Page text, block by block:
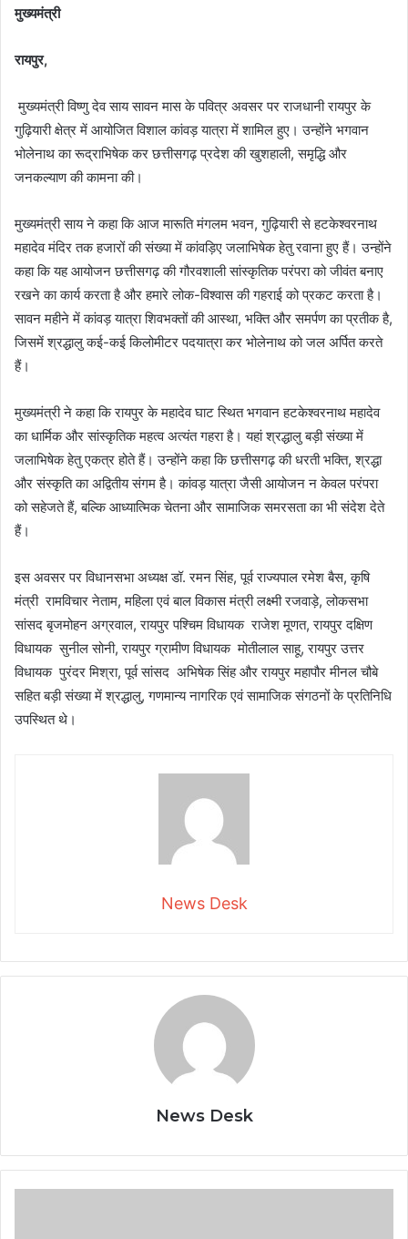
मुख्यमंत्री
रायपुर,
मुख्यमंत्री विष्णु देव साय सावन मास के पवित्र अवसर पर राजधानी रायपुर के
गुढ़ियारी क्षेत्र में आयोजित विशाल कांवड़ यात्रा में शामिल हुए। उन्होंने भगवान
भोलेनाथ का रूद्राभिषेक कर छत्तीसगढ़ प्रदेश की खुशहाली, समृद्धि और
जनकल्याण की कामना की।
मुख्यमंत्री साय ने कहा कि आज मारूति मंगलम भवन, गुढ़ियारी से हटकेश्वरनाथ
महादेव मंदिर तक हजारों की संख्या में कांवड़िए जलाभिषेक हेतु रवाना हुए हैं। उन्होंने
कहा कि यह आयोजन छत्तीसगढ़ की गौरवशाली सांस्कृतिक परंपरा को जीवंत बनाए
रखने का कार्य करता है और हमारे लोक-विश्वास की गहराई को प्रकट करता है।
सावन महीने में कांवड़ यात्रा शिवभक्तों की आस्था, भक्ति और समर्पण का प्रतीक है,
जिसमें श्रद्धालु कई-कई किलोमीटर पदयात्रा कर भोलेनाथ को जल अर्पित करते
हैं।
मुख्यमंत्री ने कहा कि रायपुर के महादेव घाट स्थित भगवान हटकेश्वरनाथ महादेव
का धार्मिक और सांस्कृतिक महत्व अत्यंत गहरा है। यहां श्रद्धालु बड़ी संख्या में
जलाभिषेक हेतु एकत्र होते हैं। उन्होंने कहा कि छत्तीसगढ़ की धरती भक्ति, श्रद्धा
और संस्कृति का अद्वितीय संगम है। कांवड़ यात्रा जैसी आयोजन न केवल परंपरा
को सहेजते हैं, बल्कि आध्यात्मिक चेतना और सामाजिक समरसता का भी संदेश देते
हैं।
इस अवसर पर विधानसभा अध्यक्ष डॉ. रमन सिंह, पूर्व राज्यपाल रमेश बैस, कृषि
मंत्री रामविचार नेताम, महिला एवं बाल विकास मंत्री लक्ष्मी रजवाड़े, लोकसभा
सांसद बृजमोहन अग्रवाल, रायपुर पश्चिम विधायक राजेश मूणत, रायपुर दक्षिण
विधायक सुनील सोनी, रायपुर ग्रामीण विधायक मोतीलाल साहू, रायपुर उत्तर
विधायक पुरंदर मिश्रा, पूर्व सांसद अभिषेक सिंह और रायपुर महापौर मीनल चौबे
सहित बड़ी संख्या में श्रद्धालु, गणमान्य नागरिक एवं सामाजिक संगठनों के प्रतिनिधि
उपस्थित थे।
News Desk
News Desk